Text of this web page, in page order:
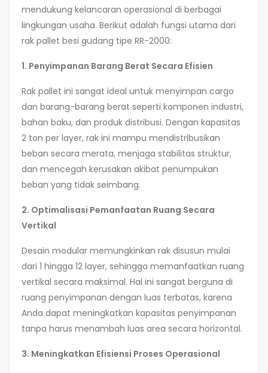
mendukung kelancaran operasional di berbagai
lingkungan usaha. Berikut adalah fungsi utama dari
rak pallet besi gudang tipe RR-2000:
1. Penyimpanan Barang Berat Secara Efisien
Rak pallet ini sangat ideal untuk menyimpan cargo
dan barang-barang berat seperti komponen industri,
bahan baku, dan produk distribusi. Dengan kapasitas
2 ton per layer, rak ini mampu mendistribusikan
beban secara merata, menjaga stabilitas struktur,
dan mencegah kerusakan akibat penumpukan
beban yang tidak seimbang.
2. Optimalisasi Pemanfaatan Ruang Secara
Vertikal
Desain modular memungkinkan rak disusun mulai
dari 1 hingga 12 layer, sehingga memanfaatkan ruang
vertikal secara maksimal. Hal ini sangat berguna di
ruang penyimpanan dengan luas terbatas, karena
Anda dapat meningkatkan kapasitas penyimpanan
tanpa harus menambah luas area secara horizontal.
3. Meningkatkan Efisiensi Proses Operasional